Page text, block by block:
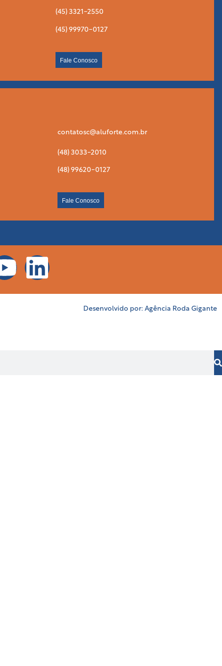
(45) 3321-2550
(45) 99970-0127
Fale Conosco
contatosc@aluforte.com.br
(48) 3033-2010
(48) 99620-0127
Fale Conosco
Desenvolvido por: Agência Roda Gigante